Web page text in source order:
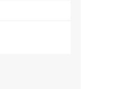
básicos,